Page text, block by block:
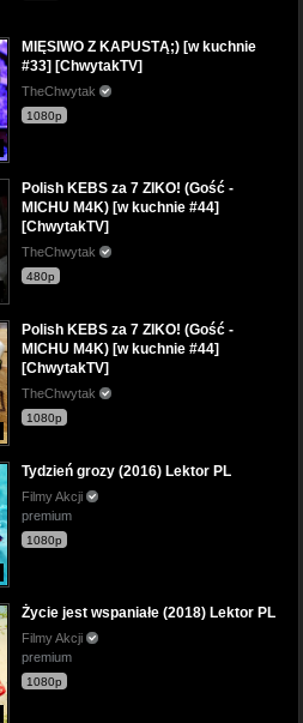
MIĘSIWO Z KAPUSTĄ;) [w kuchnie
#33] [ChwytakTV]
TheChwytak
1080p
Polish KEBS za 7 ZIKO! (Gość -
MICHU M4K) [w kuchnie #44]
[ChwytakTV]
TheChwytak
480p
Polish KEBS za 7 ZIKO! (Gość -
MICHU M4K) [w kuchnie #44]
[ChwytakTV]
TheChwytak
1080p
Tydzień grozy (2016) Lektor PL
Filmy Akcji
premium
1080p
Życie jest wspaniałe (2018) Lektor PL
Filmy Akcji
premium
1080p